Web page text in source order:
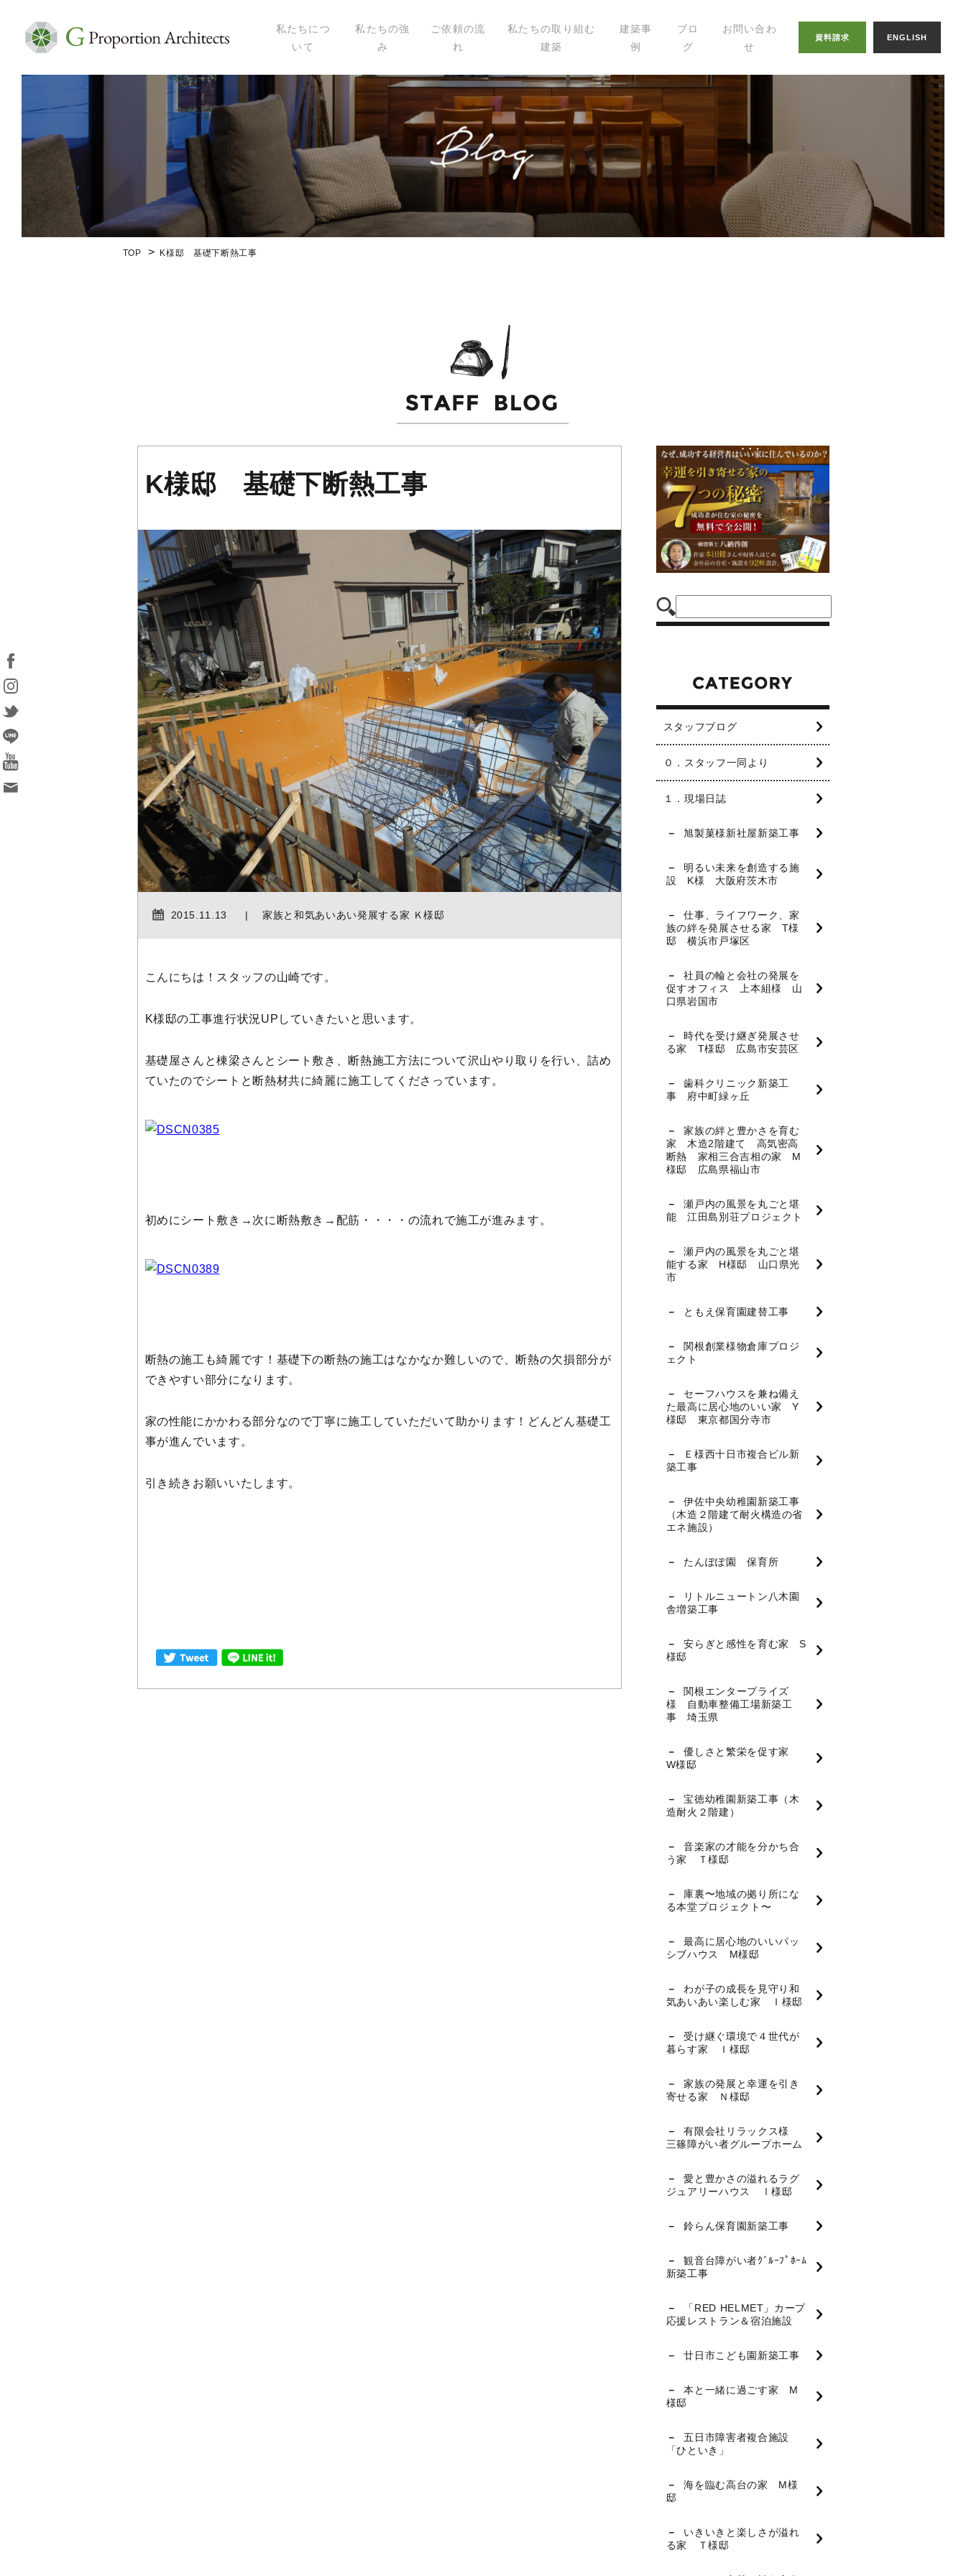
私たちにつ
いて
私たちについて
代表プロフィール
セミナー・講演
メディア掲載
会社概要
私たちの強
み
ご依頼の流
れ
私たちの取り組む
建築
建築事
例
ブロ
グ
幸せの家づくりの
八納ブログ
スタッフグログ
お問い合わ
せ
資料請求 ENGLISH
TOP K様邸 基礎下断熱工事
K様邸 基礎下断熱工事
2015.11.13 家族と和気あいあい発展する家 Ｋ様邸
こんにちは！スタッフの山崎です。
K様邸の工事進行状況UPしていきたいと思います。
基礎屋さんと棟梁さんとシート敷き、断熱施工方法について沢山やり取りを行い、詰め
ていたのでシートと断熱材共に綺麗に施工してくださっています。
初めにシート敷き→次に断熱敷き→配筋・・・・の流れで施工が進みます。
断熱の施工も綺麗です！基礎下の断熱の施工はなかなか難しいので、断熱の欠損部分が
できやすい部分になります。
家の性能にかかわる部分なので丁寧に施工していただいて助かります！どんどん基礎工
事が進んでいます。
引き続きお願いいたします。
スタッフブログ
０．スタッフ一同より
１．現場日誌
旭製菓様新社屋新築工事
明るい未来を創造する施
設 K様 大阪府茨木市
仕事、ライフワーク、家
族の絆を発展させる家 T様
邸 横浜市戸塚区
社員の輪と会社の発展を
促すオフィス 上本組様 山
口県岩国市
時代を受け継ぎ発展させ
る家 T様邸 広島市安芸区
歯科クリニック新築工
事 府中町緑ヶ丘
家族の絆と豊かさを育む
家 木造2階建て 高気密高
断熱 家相三合吉相の家 M
様邸 広島県福山市
瀬戸内の風景を丸ごと堪
能 江田島別荘プロジェクト
瀬戸内の風景を丸ごと堪
能する家 H様邸 山口県光
市
ともえ保育園建替工事
関根創業様物倉庫プロジ
ェクト
セーフハウスを兼ね備え
た最高に居心地のいい家 Y
様邸 東京都国分寺市
Ｅ様西十日市複合ビル新
築工事
伊佐中央幼稚園新築工事
（木造２階建て耐火構造の省
エネ施設）
たんぽぽ園 保育所
リトルニュートン八木園
舎増築工事
安らぎと感性を育む家 S
様邸
関根エンタープライズ
様 自動車整備工場新築工
事 埼玉県
優しさと繁栄を促す家
W様邸
宝徳幼稚園新築工事（木
造耐火２階建）
音楽家の才能を分かち合
う家 Ｔ様邸
庫裏〜地域の拠り所にな
る本堂プロジェクト〜
最高に居心地のいいパッ
シブハウス M様邸
わが子の成長を見守り和
気あいあい楽しむ家 Ｉ様邸
受け継ぐ環境で４世代が
暮らす家 Ｉ様邸
家族の発展と幸運を引き
寄せる家 Ｎ様邸
有限会社リラックス様
三篠障がい者グループホーム
愛と豊かさの溢れるラグ
ジュアリーハウス Ⅰ様邸
鈴らん保育園新築工事
観音台障がい者ｸﾞﾙｰﾌﾟﾎｰﾑ
新築工事
「RED HELMET」カープ
応援レストラン＆宿泊施設
廿日市こども園新築工事
本と一緒に過ごす家 M
様邸
五日市障害者複合施設
「ひといき」
海を臨む高台の家 M様
邸
いきいきと楽しさが溢れ
る家 Ｔ様邸